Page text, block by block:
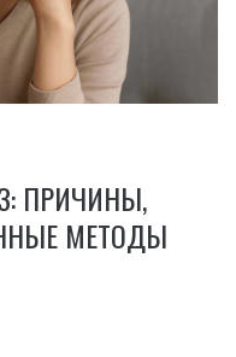
ПРИЧИНЫ,
МЕТОДЫ